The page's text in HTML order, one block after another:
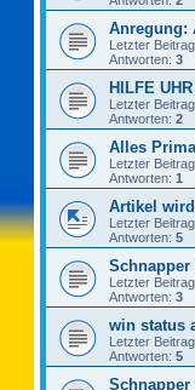
Anregung:
Letzter
Antworten: 3
HILFE
Letzter
Antworten: 2
Alles
Letzter
Antworten: 1
Artikel
Letzter
Antworten: 5
Schnapper
Letzter
Antworten: 3
win status
Letzter
Antworten: 5